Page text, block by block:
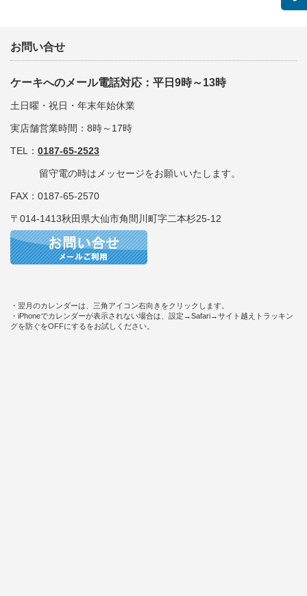
お問い合せ
ケーキへのメール電話対応：平日9時～13時
土日曜・祝日・年末年始休業
実店舗営業時間：8時～17時
TEL： 0187-65-2523
留守電の時はメッセージをお願いいたします。
FAX：0187-65-2570
〒014-1413秋田県大仙市角間川町字二本杉25-12
・翌月のカレンダーは、三角アイコン右向きをクリックします。
・iPhoneでカレンダーが表示されない場合は、設定→Safari→サイト越えトラッキン
グを防ぐをOFFにするをお試しください。